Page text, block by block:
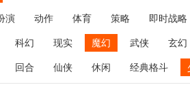
演 动作 体育 策略
即时战略
第三人称射击 棋类 牌类 麻将
科幻 现实 魔幻 武侠 玄幻
回合 仙侠 休闲 经典格斗